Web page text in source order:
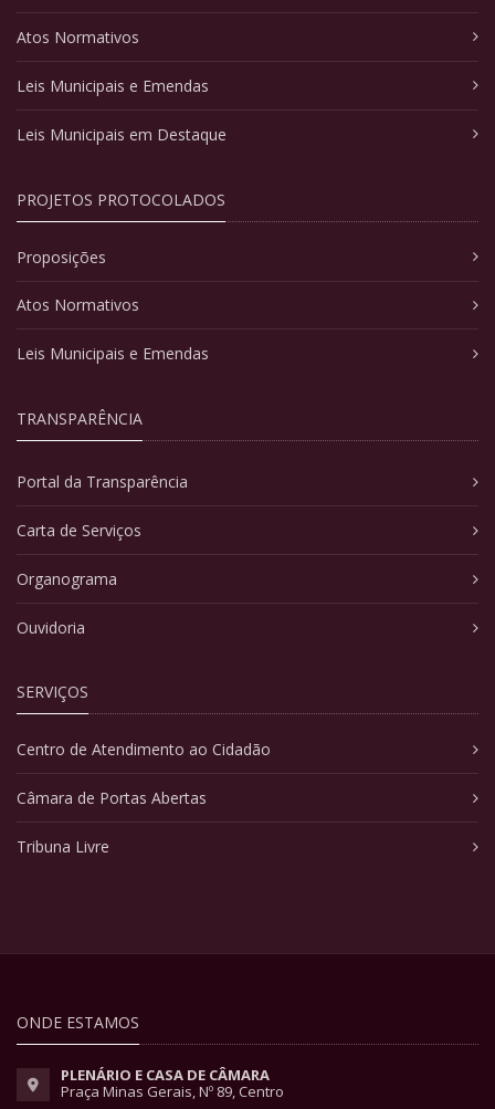
Atos Normativos
Leis Municipais e Emendas
Leis Municipais em Destaque
PROJETOS PROTOCOLADOS
Proposições
Atos Normativos
Leis Municipais e Emendas
TRANSPARÊNCIA
Portal da Transparência
Carta de Serviços
Organograma
Ouvidoria
SERVIÇOS
Centro de Atendimento ao Cidadão
Câmara de Portas Abertas
Tribuna Livre
ONDE ESTAMOS
PLENÁRIO E CASA DE CÂMARA
Praça Minas Gerais, Nº 89, Centro